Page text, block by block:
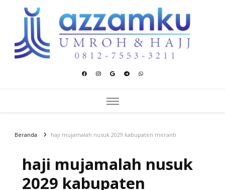
Azzamku Umroh dan Hajj
Beranda haji mujamalah nusuk 2029 kabupaten meranti
haji mujamalah nusuk
2029 kabupaten